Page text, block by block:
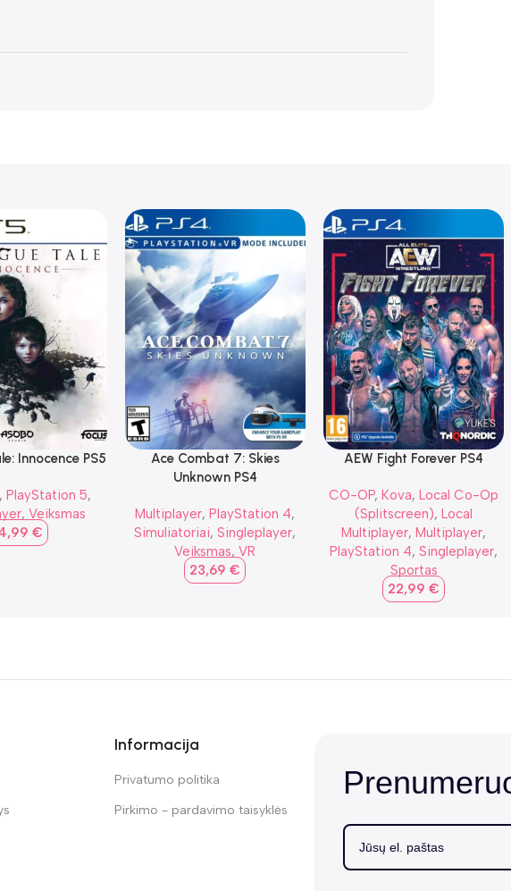
Innocence PS5
, PlayStation 5,
,Veiksmas
€
Ace Combat 7: Skies
Unknown PS4
Multiplayer,PlayStation 4,
Simuliatoriai,Singleplayer,
Veiksmas,VR
23,69€
AEW Fight Forever PS4
CO-OP,Kova,Local Co-Op
(Splitscreen),Local
Multiplayer,Multiplayer,
PlayStation 4,Singleplayer,
Sportas
22,99€
Informacija
Privatumo politika
Pirkimo - pardavimo taisyklės